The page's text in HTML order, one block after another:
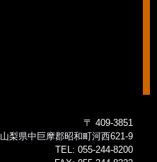
〒 409-3851
山梨県中巨摩郡昭和町河西621-9
TEL: 055-244-8200